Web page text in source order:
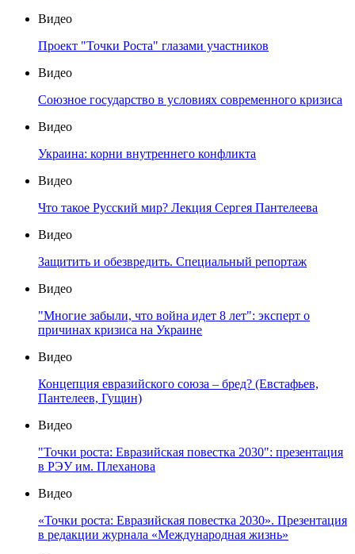
Видео
Проект "Точки Роста" глазами участников
Видео
Союзное государство в условиях современного кризиса
Видео
Украина: корни внутреннего конфликта
Видео
Что такое Русский мир? Лекция Сергея Пантелеева
Видео
Защитить и обезвредить. Специальный репортаж
Видео
"Многие забыли, что война идет 8 лет": эксперт о
причинах кризиса на Украине
Видео
Концепция евразийского союза – бред? (Евстафьев,
Пантелеев, Гущин)
Видео
"Точки роста: Евразийская повестка 2030": презентация
в РЭУ им. Плеханова
Видео
«Точки роста: Евразийская повестка 2030». Презентация
в редакции журнала «Международная жизнь»